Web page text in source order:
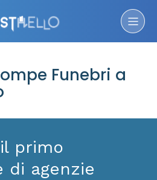
Funebri a
primo
di agenzie